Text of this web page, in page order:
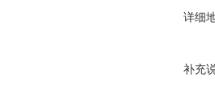
详细
补充